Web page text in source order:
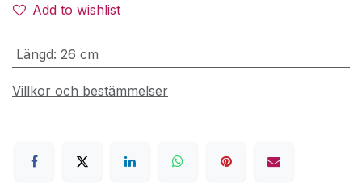
Add to wishlist
Längd: 26 cm
Villkor och bestämmelser